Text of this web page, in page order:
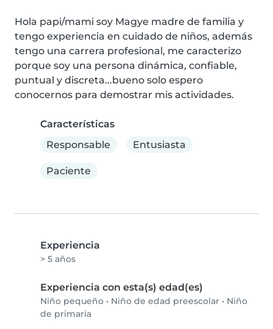
Hola papi/mami soy Magye madre de familia y
tengo experiencia en cuidado de niños, además
tengo una carrera profesional, me caracterizo
porque soy una persona dinámica, confiable,
puntual y discreta...bueno solo espero
conocernos para demostrar mis actividades.
Características
Responsable
Entusiasta
Paciente
Experiencia
> 5 años
Experiencia con esta(s) edad(es)
Niño pequeño • Niño de edad preescolar • Niño
de primaria